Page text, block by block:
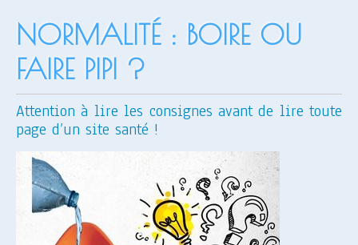
NORMALITÉ : BOIRE OU
FAIRE PIPI ?
Attention à lire les consignes avant de lire toute
page d’un site santé !